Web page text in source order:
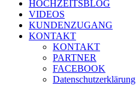
HOCHZEITSBLOG
VIDEOS
KUNDENZUGANG
KONTAKT
KONTAKT
PARTNER
FACEBOOK
Datenschutzerklärung